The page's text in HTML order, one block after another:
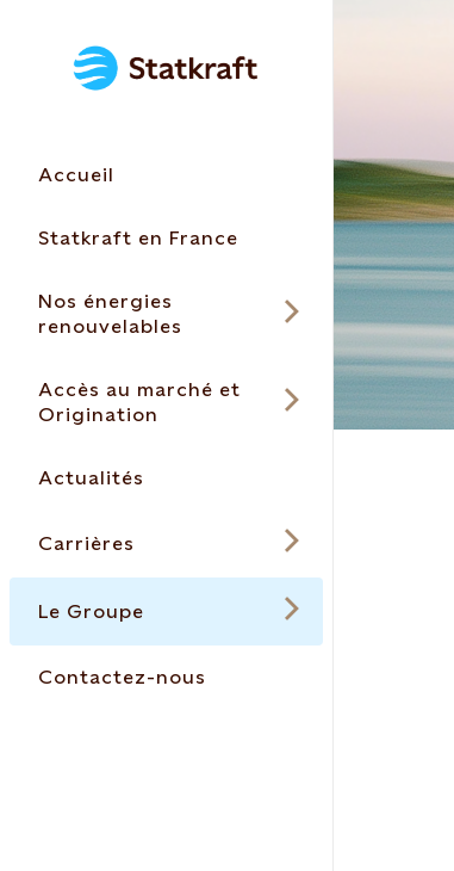
Accueil
Statkraft en France
Nos énergies
renouvelables
Accès au marché et
Origination
Actualités
Carrières
Le Groupe
Contactez-nous